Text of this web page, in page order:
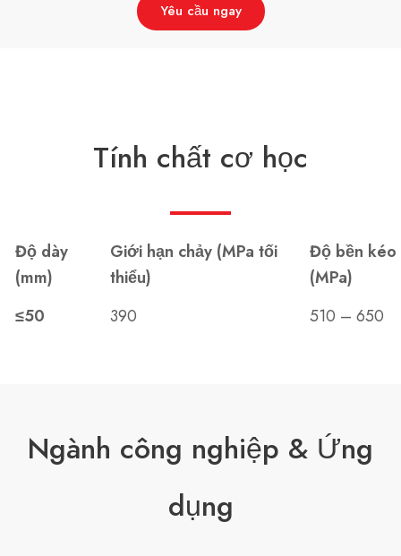
Yêu cầu ngay
Tính chất cơ học
Độ dày
(mm)
Giới hạn chảy (MPa tối
thiểu)
Độ bền kéo
(MPa)
≤50
390 510 – 650
Ngành công nghiệp & Ứng
dụng